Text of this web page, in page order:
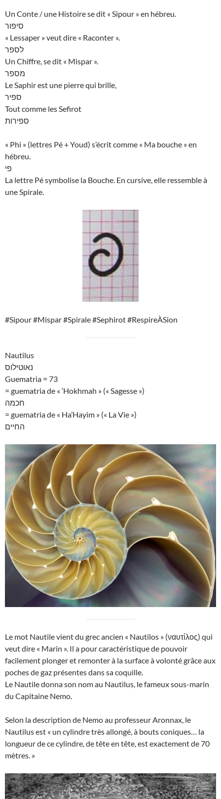
Un Conte / une Histoire se dit « Sipour » en hébreu.
סיפור
« Lessaper » veut dire « Raconter ».
לספר
Un Chiffre, se dit « Mispar ».
מספר
Le Saphir est une pierre qui brille,
ספיר
Tout comme les Sefirot
ספירות
« Phi » (lettres Pé + Youd) s’écrit comme « Ma bouche » en
hébreu.
פי
La lettre Pé symbolise la Bouche. En cursive, elle ressemble à
une Spirale.
#Sipour #Mispar #Spirale #Sephirot #RespireÀSion
Nautilus
נאוטילוס
Guematria = 73
= guematria de « ‘Hokhmah » (« Sagesse »)
חכמה
= guematria de « Ha’Hayim » (« La Vie »)
החיים
Le mot Nautile vient du grec ancien « Nautilos » (ναυτίλος) qui
veut dire « Marin ». Il a pour caractéristique de pouvoir
facilement plonger et remonter à la surface à volonté grâce aux
poches de gaz présentes dans sa coquille.
Le Nautile donna son nom au Nautilus, le fameux sous-marin
du Capitaine Nemo.
Selon la description de Nemo au professeur Aronnax, le
Nautilus est « un cylindre très allongé, à bouts coniques… la
longueur de ce cylindre, de tête en tête, est exactement de 70
mètres. »